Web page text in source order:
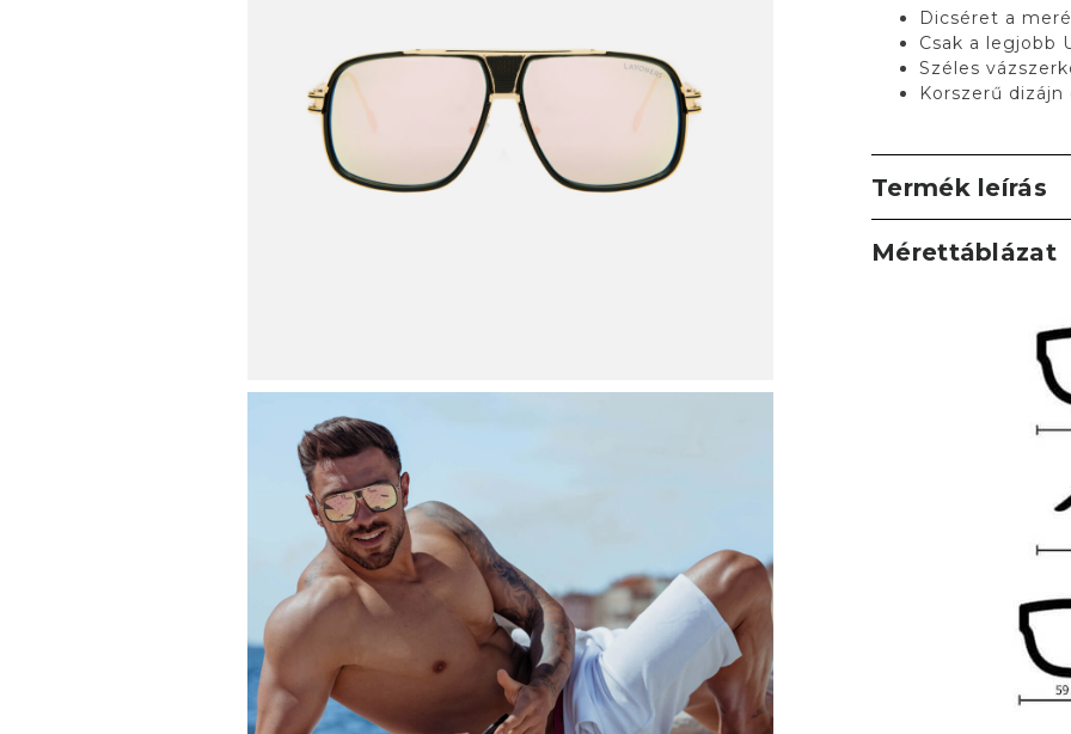
Dicséret a
Csak a legjobb
Széles
Korszerű
Termék leírás
Mérettáblázat